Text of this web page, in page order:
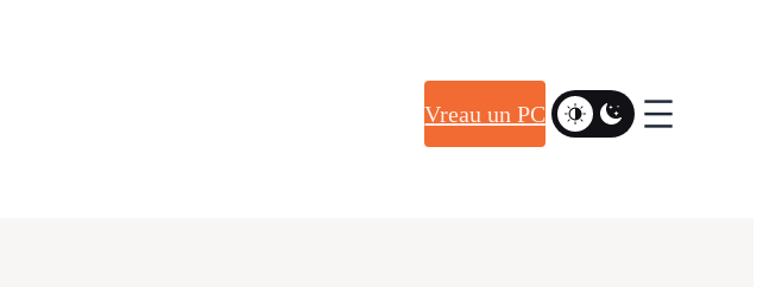
Vreau un PC